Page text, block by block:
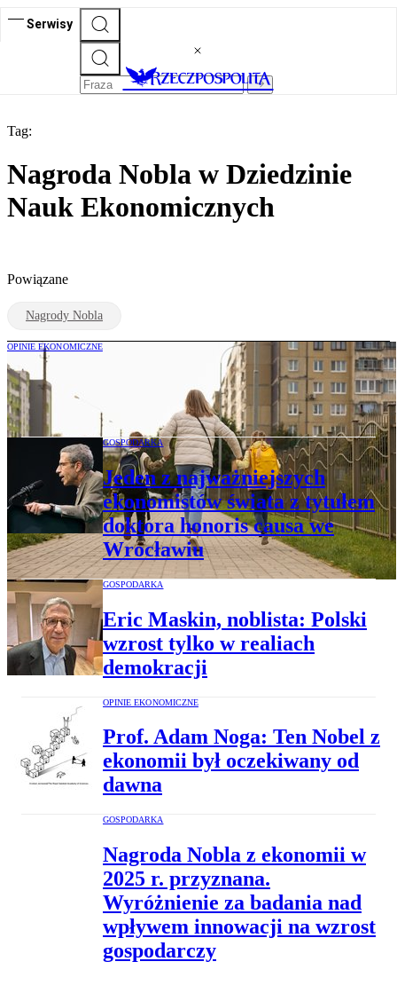
Serwisy
Tag:
Nagroda Nobla w Dziedzinie
Nauk Ekonomicznych
Powiązane
Nagrody Nobla
OPINIE EKONOMICZNE
Krzysztof Adam Kowalczyk: Noblista
przynosi Polsce nadzieję
GOSPODARKA
Jeden z najważniejszych
ekonomistów świata z tytułem
doktora honoris causa we
Wrocławiu
GOSPODARKA
Eric Maskin, noblista: Polski
wzrost tylko w realiach
demokracji
OPINIE EKONOMICZNE
Prof. Adam Noga: Ten Nobel z
ekonomii był oczekiwany od
dawna
GOSPODARKA
Nagroda Nobla z ekonomii w
2025 r. przyznana.
Wyróżnienie za badania nad
wpływem innowacji na wzrost
gospodarczy